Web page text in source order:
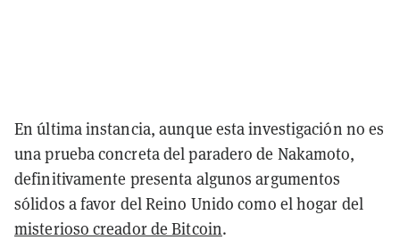
En última instancia, aunque esta investigación no es
una prueba concreta del paradero de Nakamoto,
definitivamente presenta algunos argumentos
sólidos a favor del Reino Unido como el hogar del
misterioso creador de Bitcoin.